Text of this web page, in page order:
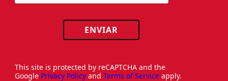
ENVIAR
This site is protected by reCAPTCHA and the
Google Privacy Policy and Terms of Service apply.